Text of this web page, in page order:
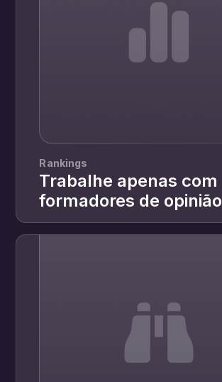
Rankings
Trabalhe apenas com
formadores de opinião